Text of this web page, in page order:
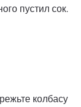
пустил сок.
колбасу